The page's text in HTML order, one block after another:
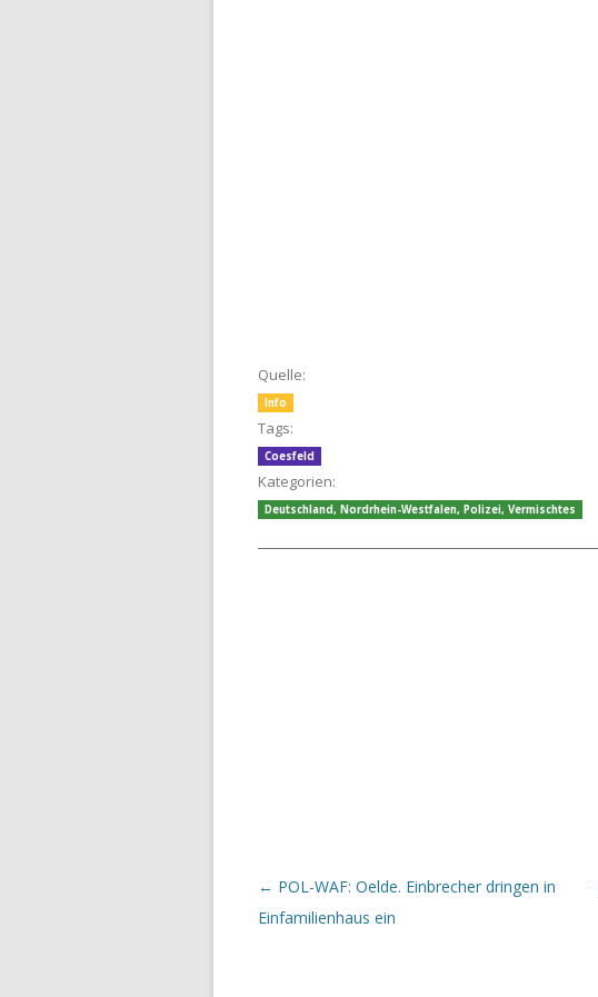
Quelle:
Info
Tags:
Coesfeld
Kategorien:
Deutschland, Nordrhein-Westfalen, Polizei, Vermischtes
Beitrags-Navigation
← POL-WAF: Oelde. Einbrecher dringen in
Einfamilienhaus ein